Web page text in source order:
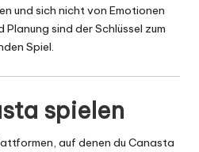
und sich nicht von Emotionen
Planung sind der Schlüssel zum
Spiel.
spielen
auf denen du Canasta